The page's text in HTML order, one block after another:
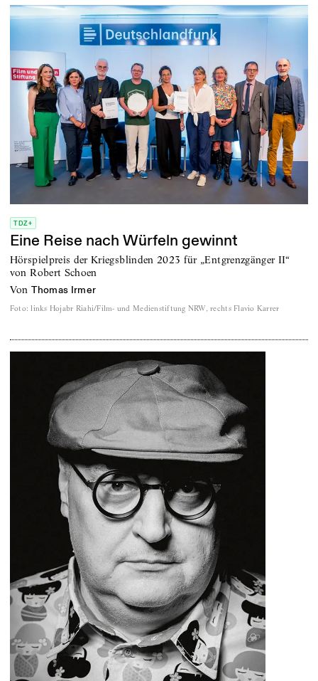
TDZ+
Eine Reise nach Würfeln gewinnt
Hörspielpreis der Kriegsblinden 2023 für „Entgrenzgänger II“
von Robert Schoen
von Thomas Irmer
Foto: links Hojabr Riahi/Film- und Medienstiftung NRW, rechts Flavio Karrer